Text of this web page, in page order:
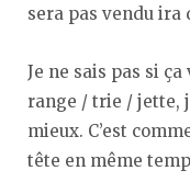
sera pas vendu ira
Je ne sais pas si
range / trie / jette,
mieux. C’est
tête en même